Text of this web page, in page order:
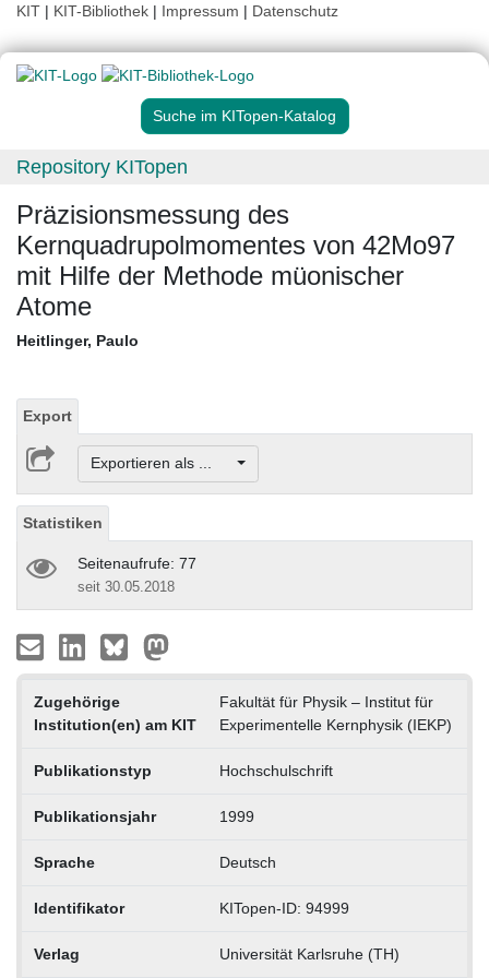
KIT | KIT-Bibliothek | Impressum | Datenschutz
Suche im KITopen-Katalog
Repository KITopen
Präzisionsmessung des
Kernquadrupolmomentes von 42Mo97
mit Hilfe der Methode müonischer
Atome
Heitlinger, Paulo
Export
Exportieren als ...
Statistiken
Seitenaufrufe: 77
seit 30.05.2018
Zugehörige
Institution(en) am KIT
Fakultät für Physik – Institut für
Experimentelle Kernphysik (IEKP)
Publikationstyp Hochschulschrift
Publikationsjahr 1999
Sprache Deutsch
Identifikator KITopen-ID: 94999
Verlag Universität Karlsruhe (TH)